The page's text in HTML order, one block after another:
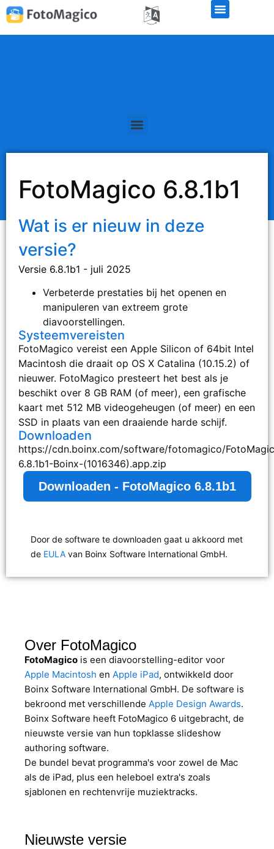
FotoMagico 6.8.1b1
Wat is er nieuw in deze
versie?
Versie 6.8.1b1 - juli 2025
Verbeterde prestaties bij het openen en
manipuleren van extreem grote
diavoorstellingen.
Systeemvereisten
FotoMagico vereist een Apple Silicon of 64bit Intel
Macintosh die draait op OS X Catalina (10.15.2) of
nieuwer. FotoMagico presteert het best als je
beschikt over 8 GB RAM (of meer), een grafische
kaart met 512 MB videogeheugen (of meer) en een
SSD in plaats van een draaiende harde schijf.
Downloaden
https://cdn.boinx.com/software/fotomagico/
6.8.1b1-Boinx-(1016346).app.zip
Downloaden - FotoMagico 6.8.1b1
Door de software te downloaden gaat u akkoord met
de EULA van Boinx Software International GmbH.
Over FotoMagico
FotoMagico is een diavoorstelling-editor voor
Apple Macintosh en Apple iPad, ontwikkeld door
Boinx Software International GmbH. De software is
bekroond met verschillende Apple Design Awards.
Boinx Software heeft FotoMagico 6 uitgebracht, de
nieuwste versie van hun topklasse slideshow
authoring software.
De bundel bevat programma's voor zowel de Mac
als de iPad, plus een heleboel extra's zoals
sjablonen en rechtenvrije muziektracks.
Nieuwste versie